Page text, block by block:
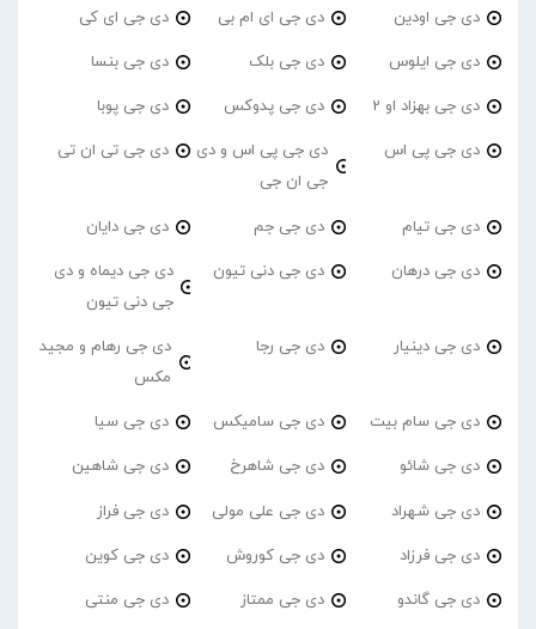
دی جی اودین دی جی ای ام بی دی جی ای کی
دی جی ایلوس دی جی بلک دی جی بنسا
دی جی بهزاد او 2 دی جی پدوکس دی جی پوبا
دی جی پی اس
دی جی پی اس و دی
جی ان جی
دی جی تی ان تی
دی جی تیام دی جی جم دی جی دایان
دی جی درهان دی جی دنی تیون
دی جی دیماه و دی
جی دنی تیون
دی جی دینیار دی جی رجا
دی جی رهام و مجید
مکس
دی جی سام بیت دی جی سامیکس دی جی سیا
دی جی شائو دی جی شاهرخ دی جی شاهین
دی جی شهراد دی جی علی مولی دی جی فراز
دی جی فرزاد دی جی کوروش دی جی کوین
دی جی گاندو دی جی ممتاز دی جی منتی